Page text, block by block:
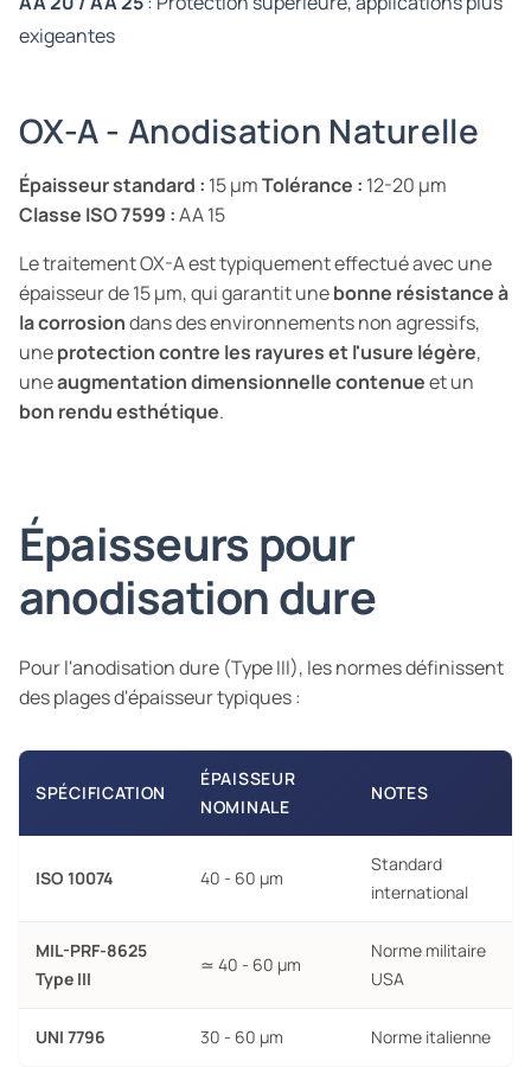
exigeantes
OX-A - Anodisation Naturelle
Épaisseur standard : 15 µmTolérance : 12-20 µm
Classe ISO 7599 :AA 15
Le traitement OX-A est typiquement effectué avec une
épaisseur de 15 µm, qui garantit unebonne résistance à
la corrosiondans des environnements non agressifs,
uneprotection contre les rayures et l'usure légère,
uneaugmentation dimensionnelle contenueet un
bon rendu esthétique.
Épaisseurs pour
anodisation dure
Pour l'anodisation dure (Type III), les normes définissent
des plages d'épaisseur typiques :
SPÉCIFICATION
ÉPAISSEUR
NOMINALE
NOTES
ISO 10074 40 - 60 µm
Standard
international
MIL-PRF-8625
Type III
≃ 40 - 60 µm
Norme militaire
USA
UNI 7796 30 - 60 µm Norme italienne